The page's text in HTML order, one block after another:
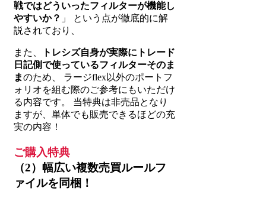
戦ではどういったフィルターが機能し
やすいか？ 」 という点が徹底的に解
説されており、
また、
トレシズ自身が実際にトレード
日記側で使っているフィルターそのま
まのため、 ラージflex以外のポートフ
ォリオを組む際のご参考にもいただけ
る内容です。 当特典は非売品となり
ますが、単体でも販売できるほどの充
実の内容！
ご購入特典
（2）幅広い複数売買ルールフ
ァイルを同梱！